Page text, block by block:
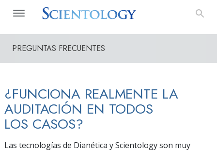
PREGUNTAS FRECUENTES
¿FUNCIONA REALMENTE LA
AUDITACIÓN EN TODOS
LOS CASOS?
Las tecnologías de Dianética y Scientology son muy